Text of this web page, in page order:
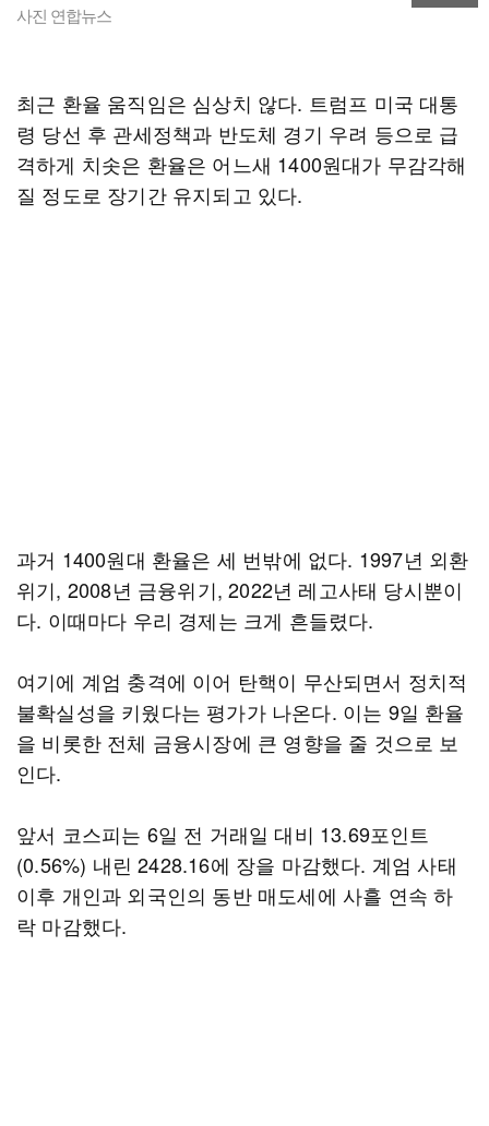
사진 연합뉴스
최근 환율 움직임은 심상치 않다. 트럼프 미국 대통
령 당선 후 관세정책과 반도체 경기 우려 등으로 급
격하게 치솟은 환율은 어느새 1400원대가 무감각해
질 정도로 장기간 유지되고 있다.
과거 1400원대 환율은 세 번밖에 없다. 1997년 외환
위기, 2008년 금융위기, 2022년 레고사태 당시뿐이
다. 이때마다 우리 경제는 크게 흔들렸다.
여기에 계엄 충격에 이어 탄핵이 무산되면서 정치적
불확실성을 키웠다는 평가가 나온다. 이는 9일 환율
을 비롯한 전체 금융시장에 큰 영향을 줄 것으로 보
인다.
앞서 코스피는 6일 전 거래일 대비 13.69포인트
(0.56%) 내린 2428.16에 장을 마감했다. 계엄 사태
이후 개인과 외국인의 동반 매도세에 사흘 연속 하
락 마감했다.